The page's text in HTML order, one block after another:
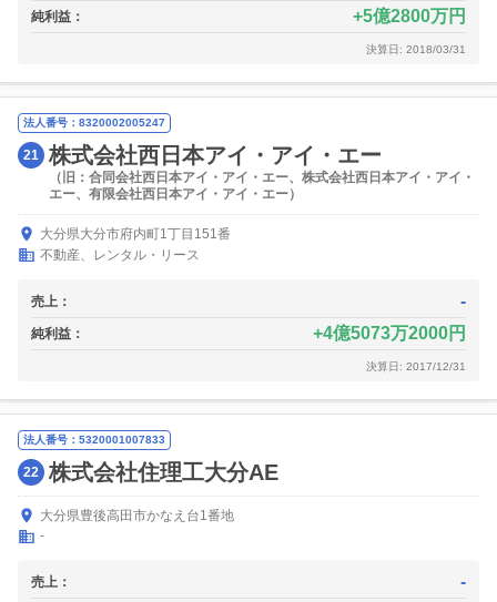
純利益： 5億2800万円
決算日: 2018/03/31
法人番号：8320002005247
21 株式会社西日本アイ・アイ・エー
（旧：合同会社西日本アイ・アイ・エー、株式会社西日本アイ・アイ・
エー、有限会社西日本アイ・アイ・エー）
大分県大分市府内町1丁目151番
不動産、レンタル・リース
売上： -
純利益： 4億5073万2000円
決算日: 2017/12/31
法人番号：5320001007833
22 株式会社住理工大分AE
大分県豊後高田市かなえ台1番地
-
売上： -